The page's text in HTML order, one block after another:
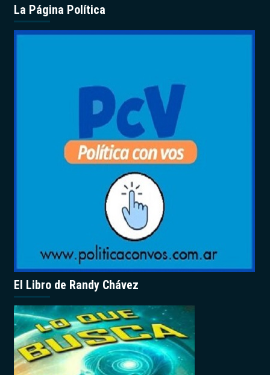
La Página Política
El Libro de Randy Chávez